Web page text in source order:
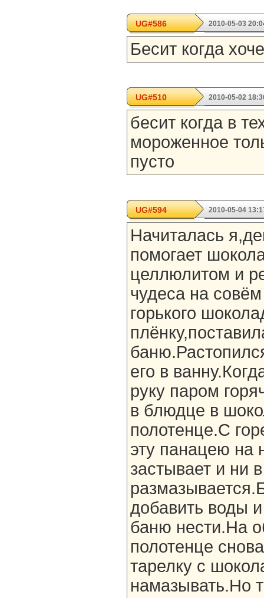
UG#586 2010-05-03
Бесит когда
UG#510 2010-05-02
бесит когда в
мороженное
пусто
UG#594 2010-05-04
Начиталась
помогает
целлюлитом и
чудеса на
горького
его в
руку паром
в блюдце в
полотенце.С
эту панацею на
застывает и ни
добавить воды
баню нести.На
полотенце
тарелку с
намазывать.Но